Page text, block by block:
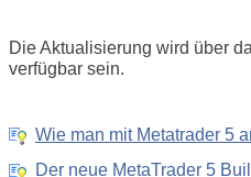
Die Aktualisierung wird über
verfügbar sein.
Wie man mit Metatrader 5
Der neue MetaTrader 5